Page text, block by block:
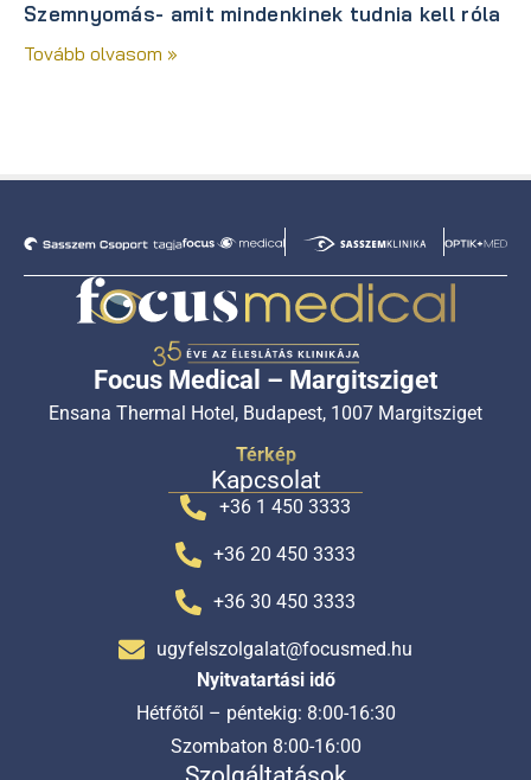
Szemnyomás- amit mindenkinek tudnia kell róla
Tovább olvasom »
Focus Medical – Margitsziget
Ensana Thermal Hotel, Budapest, 1007 Margitsziget
Térkép
Kapcsolat
+36 1 450 3333
+36 20 450 3333
+36 30 450 3333
ugyfelszolgalat@focusmed.hu
Nyitvatartási idő
Hétfőtől – péntekig: 8:00-16:30
Szombaton 8:00-16:00